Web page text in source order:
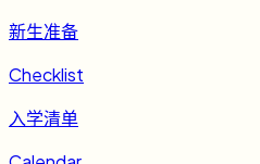
新生准备
Checklist
入学清单